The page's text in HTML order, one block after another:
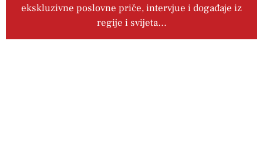
ekskluzivne poslovne priče, intervjue i događaje iz
regije i svijeta…